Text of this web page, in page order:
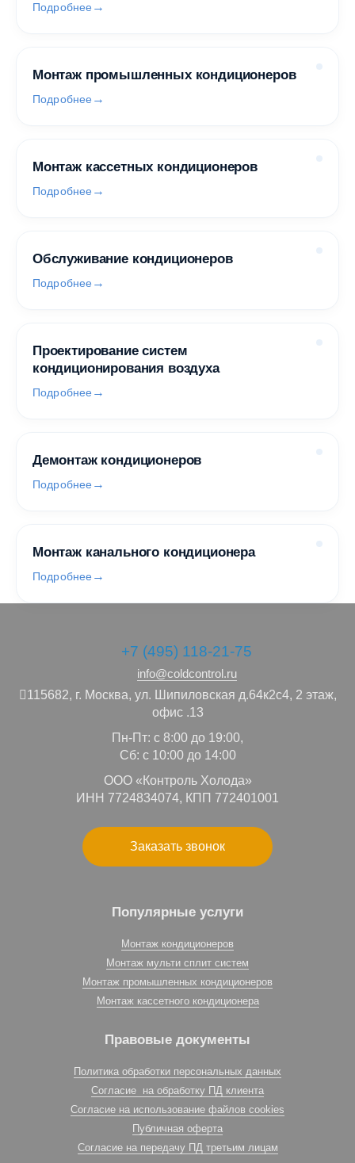
Подробнее
Монтаж промышленных кондиционеров
Подробнее
Монтаж кассетных кондиционеров
Подробнее
Обслуживание кондиционеров
Подробнее
Проектирование систем
кондиционирования воздуха
Подробнее
Демонтаж кондиционеров
Подробнее
Монтаж канального кондиционера
Подробнее
+7 (495) 118-21-75
info@coldcontrol.ru
115682, г. Москва, ул. Шипиловская д.64к2с4, 2 этаж,
офис .13
Пн-Пт: с 8:00 до 19:00,
Сб: с 10:00 до 14:00
ООО «Контроль Холода»
ИНН 7724834074, КПП 772401001
Заказать звонок
Популярные услуги
Монтаж кондиционеров
Монтаж мульти сплит систем
Монтаж промышленных кондиционеров
Монтаж кассетного кондиционера
Правовые документы
Политика обработки персональных данных
Согласие на обработку ПД клиента
Согласие на использование файлов cookies
Публичная оферта
Согласие на передачу ПД третьим лицам